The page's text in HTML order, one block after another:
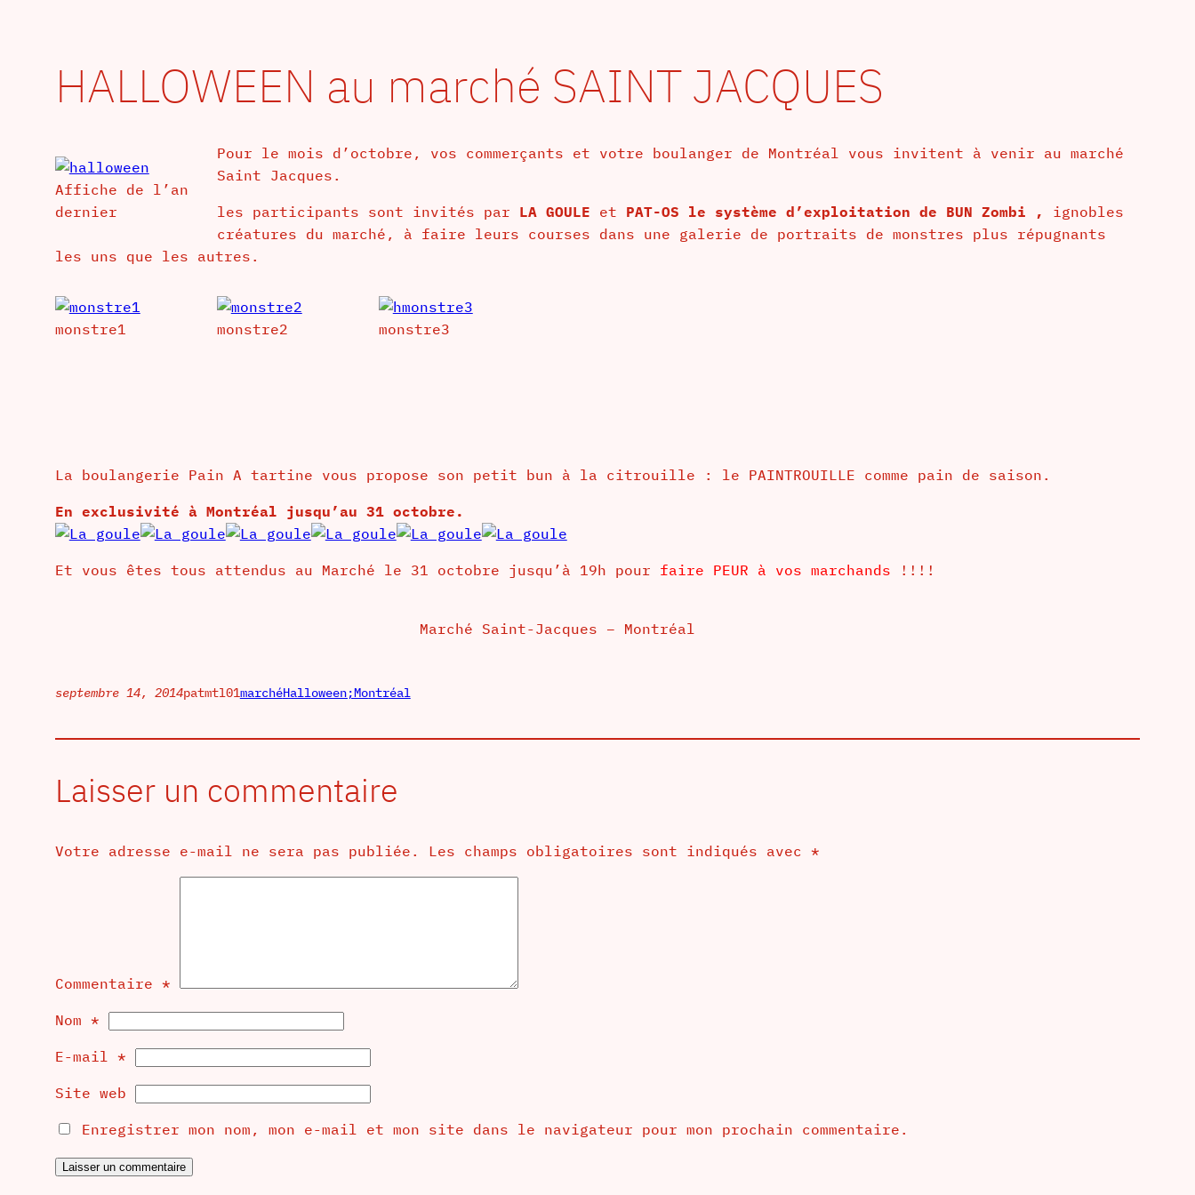
HALLOWEEN au marché SAINT JACQUES
Affiche de l’an
dernier
Pour le mois d’octobre, vos commerçants et votre boulanger de Montréal vous invitent à venir au marché
Saint Jacques.
les participants sont invités par LA GOULE et PAT-OS le système d’exploitation de BUN Zombi , ignobles
créatures du marché, à faire leurs courses dans une galerie de portraits de monstres plus répugnants
les uns que les autres.
monstre1 monstre2 monstre3
La boulangerie Pain A tartine vous propose son petit bun à la citrouille : le PAINTROUILLE comme pain de saison.
En exclusivité à Montréal jusqu’au 31 octobre.
Et vous êtes tous attendus au Marché le 31 octobre jusqu’à 19h pour faire PEUR à vos marchands !!!!
Marché Saint-Jacques – Montréal
septembre 14, 2014patmtl01marchéHalloween;Montréal
Laisser un commentaire
Votre adresse e-mail ne sera pas publiée. Les champs obligatoires sont indiqués avec *
Commentaire *
Nom *
E-mail *
Site web
Enregistrer mon nom, mon e-mail et mon site dans le navigateur pour mon prochain commentaire.